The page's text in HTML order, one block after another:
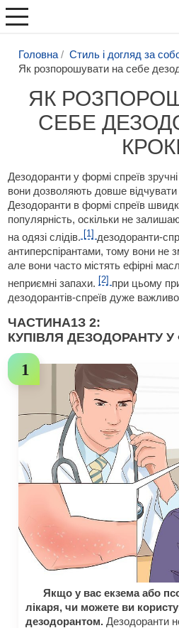
Головна Стиль і догляд за
Як розпорошувати на себе
ЯК
СЕБЕ
Дезодоранти у формі спреїв зручні
вони дозволяють довше відчувати
Дезодоранти в формі спреїв
популярність, оскільки не
на одязі слідів. [1] дезодоранти-
антиперспірантами, тому вони не
але вони часто містять ефірні
неприємні запахи.[2] при цьому
дезодорантів-спреїв дуже
ЧАСТИНА1З 2:
КУПІВЛЯ ДЕЗОДОРАНТУ
Якщо у вас екзема або
лікаря, чи можете ви
дезодорантом. Дезодоранти